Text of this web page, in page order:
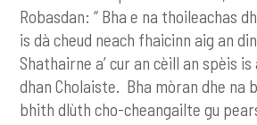
Robasdan: “ Bha e na thoileachas
is dà cheud neach fhaicinn aig an
Shathairne a’ cur an cèill an spèis
dhan Cholaiste. Bha mòran dhe na
bhith dlùth cho-cheangailte gu